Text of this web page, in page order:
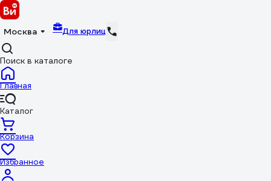
Москва Для юрлиц
Поиск в каталоге
Главная
Каталог
Корзина
Избранное